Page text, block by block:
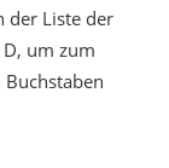
der Liste der
um zum